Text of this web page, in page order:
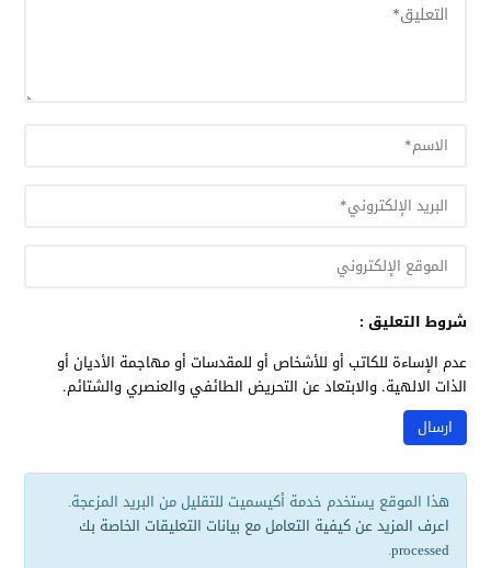
شروط التعليق :
عدم الإساءة للكاتب أو للأشخاص أو للمقدسات أو مهاجمة الأديان أو
الذات الالهية. والابتعاد عن التحريض الطائفي والعنصري والشتائم.
هذا الموقع يستخدم خدمة أكيسميت للتقليل من البريد المزعجة.
اعرف المزيد عن كيفية التعامل مع بيانات التعليقات الخاصة بك
processed
.